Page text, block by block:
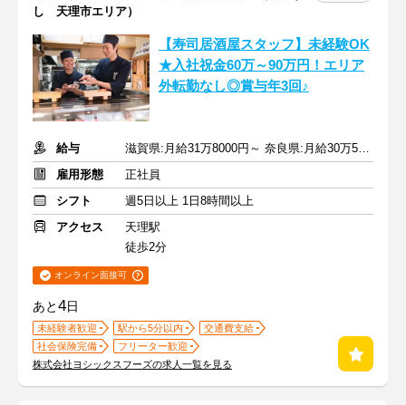
し 天理市エリア）
【寿司居酒屋スタッフ】未経験OK
★入社祝金60万～90万円！エリア
外転勤なし◎賞与年3回♪
給与
滋賀県:月給31万8000円～ 奈良県:月給30万5000円～＋賞与年3回
雇用形態
正社員
シフト
週5日以上 1日8時間以上
アクセス
天理駅
徒歩2分
オンライン面接可
あと4日
未経験者歓迎 駅から5分以内
交通費支給
社会保険完備
フリーター歓迎
株式会社ヨシックスフーズの求人一覧を見る